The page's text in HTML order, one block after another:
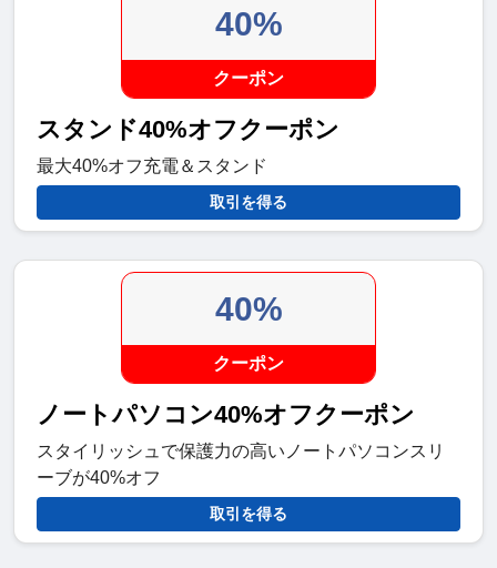
40%
クーポン
スタンド40%オフクーポン
最大40%オフ充電＆スタンド
取引を得る
40%
クーポン
ノートパソコン40%オフクーポン
スタ​​イリッシュで保護力の高いノートパソコンスリ
ーブが40%オフ
取引を得る